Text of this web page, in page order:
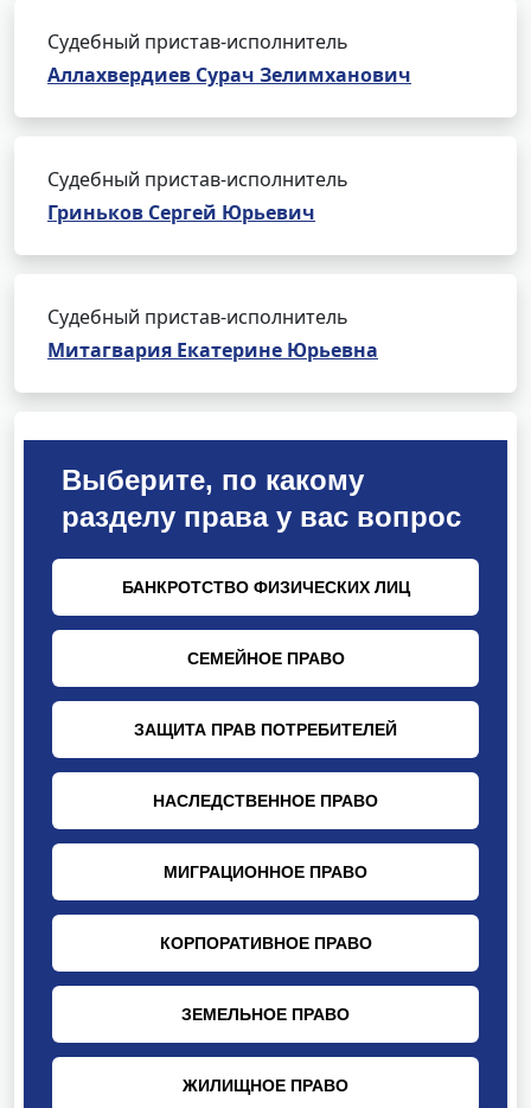
Судебный пристав-исполнитель
Аллахвердиев Сурач Зелимханович
Судебный пристав-исполнитель
Гриньков Сергей Юрьевич
Судебный пристав-исполнитель
Митагвария Екатерине Юрьевна